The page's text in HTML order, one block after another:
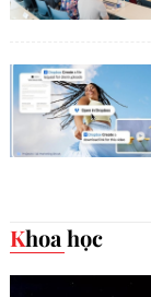
Khoa học